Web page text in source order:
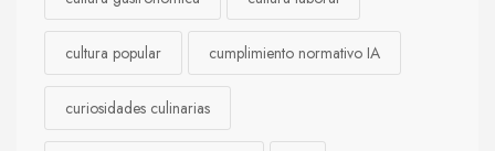
cultura popular cumplimiento normativo IA
curiosidades culinarias